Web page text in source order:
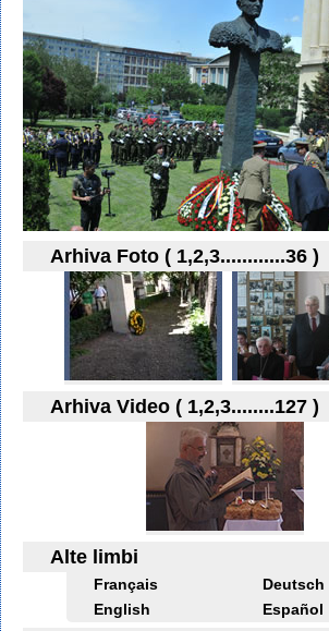
Arhiva Foto ( 1,2,3............36 )
Arhiva Video ( 1,2,3........127 )
Alte limbi
Français
Deutsch
English
Español